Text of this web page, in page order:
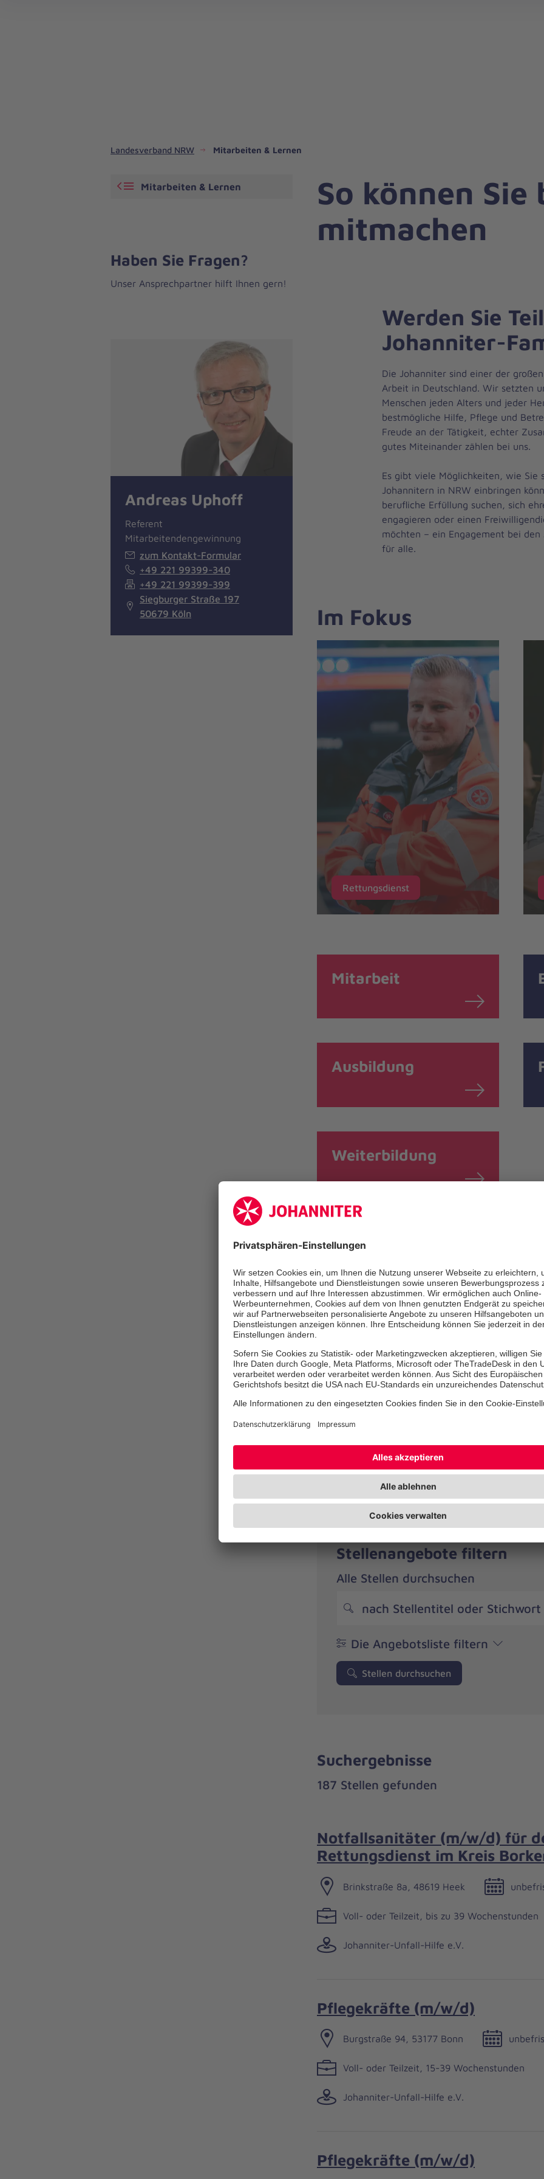
Landesverband NRW Mitarbeiten & Lernen
So können Sie
mitmachen
Werden Sie
Johanniter-
Die Johanniter sind einer der
Arbeit in Deutschland. Wir setzten
Menschen jeden Alters und jeder
bestmögliche Hilfe, Pflege und
Freude an der Tätigkeit, echter
gutes Miteinander zählen bei uns.
Es gibt viele Möglichkeiten, wie Sie
Johannitern in NRW einbringen
berufliche Erfüllung suchen, sich
engagieren oder einen
möchten – ein Engagement bei
für alle.
Im Fokus
Rettungsdienst
Mitarbeit
Ausbildung
Weiterbildung
NRW
Bitte grenzen Sie die Suche
Suchmaske können Sie zudem
und Filter setzen.
Stellenangebote filtern
Alle Stellen durchsuchen
Die Angebotsliste filtern
Stellen durchsuchen
Suchergebnisse
187 Stellen gefunden
Notfallsanitäter (m/w/d) für
Rettungsdienst im Kreis
Brinkstraße 8a, 48619 Heek
Voll- oder Teilzeit, bis zu 39 Wochenstunden
Johanniter-Unfall-Hilfe e.V.
Pflegekräfte (m/w/d)
Burgstraße 94, 53177 Bonn
Voll- oder Teilzeit, 15-39 Wochenstunden
Johanniter-Unfall-Hilfe e.V.
Pflegekräfte (m/w/d)
Mitarbeiten & Lernen
Haben Sie Fragen?
Unser Ansprechpartner hilft Ihnen gern!
Andreas Uphoff
Referent
Mitarbeitendengewinnung
zum Kontakt-Formular
+49 221 99399-340
+49 221 99399-399
Siegburger Straße 197
50679 Köln